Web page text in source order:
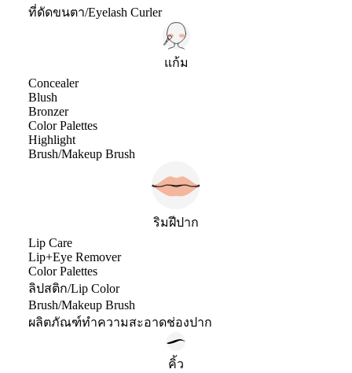
ที่ดัดขนตา/Eyelash Curler
แก้ม
Concealer
Blush
Bronzer
Color Palettes
Highlight
Brush/Makeup Brush
ริมฝีปาก
Lip Care
Lip+Eye Remover
Color Palettes
ลิปสติก/Lip Color
Brush/Makeup Brush
ผลิตภัณฑ์ทำความสะอาดช่องปาก
คิ้ว